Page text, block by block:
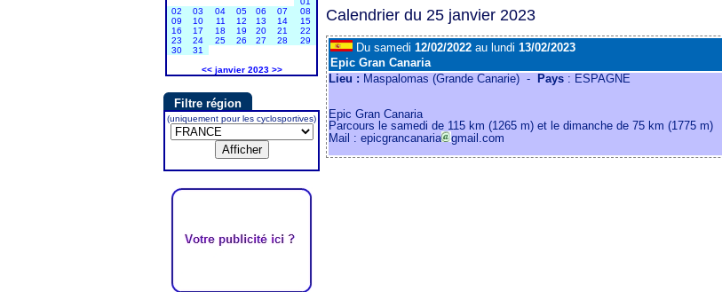
02
03 04 05 06 07
08
09
10 11 12 13 14
15
16
17 18 19 20 21
22
23
24 25 26 27 28
29
30
31
<< janvier 2023 >>
Filtre région
(uniquement pour les cyclosportives)
Calendrier du 25 janvier 2023
Du samedi 12/02/2022 au lundi 13/02/2023
Epic Gran Canaria
Lieu : Maspalomas (Grande Canarie) - Pays : ESPAGNE
Epic Gran Canaria
Parcours le samedi de 115 km (1265 m) et le dimanche de 75 km (1775 m)
Mail : epicgrancanaria
gmail.com